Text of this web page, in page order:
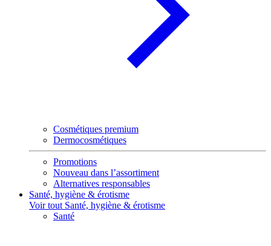
Cosmétiques premium
Dermocosmétiques
Promotions
Nouveau dans l’assortiment
Alternatives responsables
Santé, hygiène & érotisme
Voir tout Santé, hygiène & érotisme
Santé